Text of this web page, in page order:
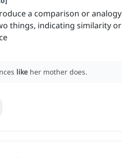
a comparison or analogy
things, indicating similarity or
like her mother does.